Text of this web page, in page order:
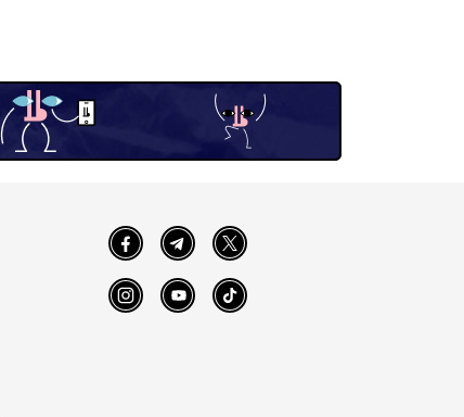
FacebookTelegram Twitter
InstagramYouTube TikTok